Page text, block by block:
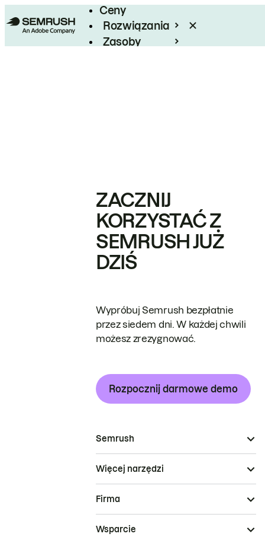
Ceny
Rozwiązania
Zasoby
ZACZNIJ
KORZYSTAĆ Z
SEMRUSH JUŻ
DZIŚ
Wypróbuj Semrush bezpłatnie
przez siedem dni. W każdej chwili
możesz zrezygnować.
Rozpocznij darmowe demo
Semrush
Więcej narzędzi
Firma
Wsparcie